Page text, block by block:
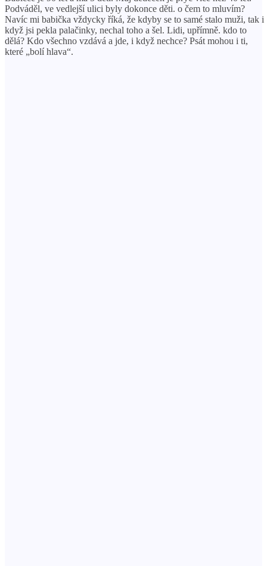
Podváděl, ve vedlejší ulici byly dokonce děti. o čem to mluvím?
Navíc mi babička vždycky říká, že kdyby se to samé stalo muži, tak i
když jsi pekla palačinky, nechal toho a šel. Lidi, upřímně. kdo to
dělá? Kdo všechno vzdává a jde, i když nechce? Psát mohou i ti,
které „bolí hlava“.